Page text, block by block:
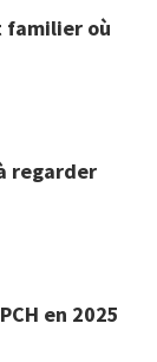
familier où
regarder
en 2025